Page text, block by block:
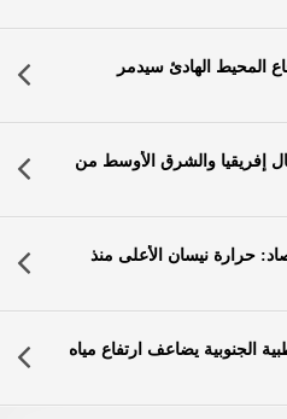
المحيط الهادئ سيدمر
إفريقيا والشرق الأوسط من
حرارة نيسان الأعلى منذ
الجنوبية يضاعف ارتفاع مياه